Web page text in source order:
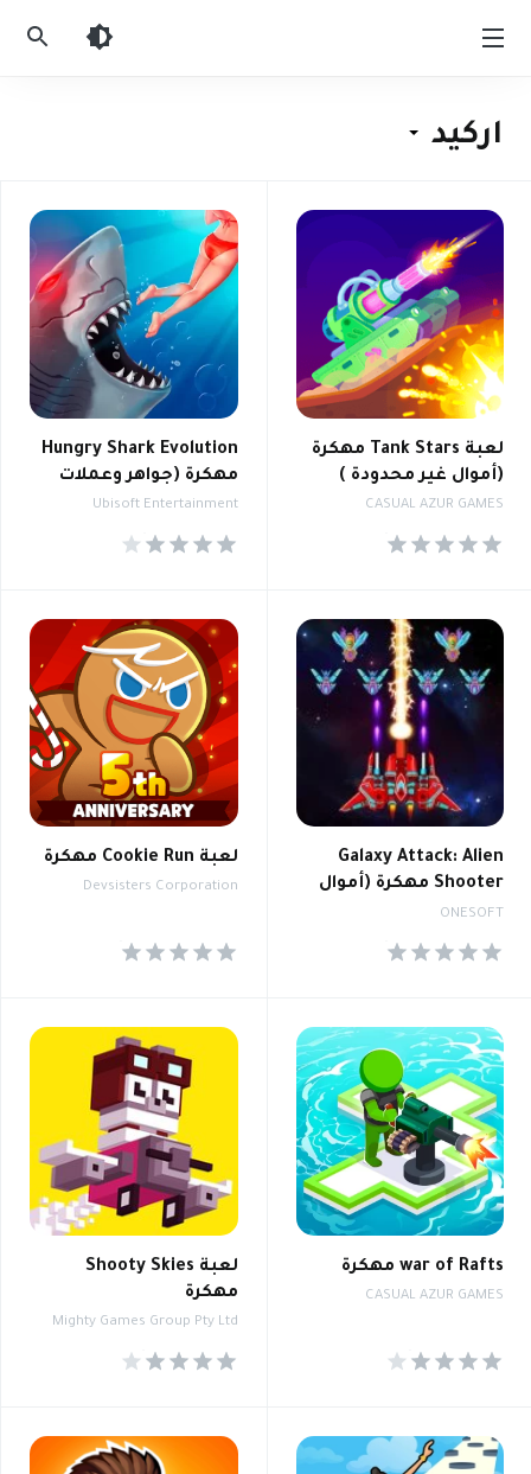
اركيد
لعبة Tank Stars مهكرة
(أموال غير محدودة )
CASUAL AZUR GAMES
Hungry Shark Evolution
مهكرة (جواهر وعملات
غير محدودة)
Ubisoft Entertainment
Galaxy Attack: Alien
Shooter مهكرة (أموال
غير محدودة)
ONESOFT
لعبة Cookie Run مهكرة
Devsisters Corporation
war of Rafts مهكرة
CASUAL AZUR GAMES
لعبة Shooty Skies
مهكرة
Mighty Games Group Pty Ltd